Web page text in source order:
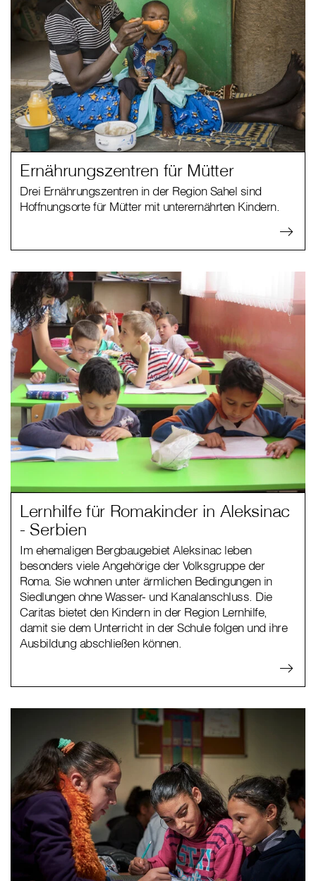
Ernährungszentren für Mütter
Drei Ernährungszentren in der Region Sahel sind
Hoffnungsorte für Mütter mit unterernährten Kindern.
Lernhilfe für Romakinder in Aleksinac
- Serbien
Im ehemaligen Bergbaugebiet Aleksinac leben
besonders viele Angehörige der Volksgruppe der
Roma. Sie wohnen unter ärmlichen Bedingungen in
Siedlungen ohne Wasser- und Kanalanschluss. Die
Caritas bietet den Kindern in der Region Lernhilfe,
damit sie dem Unterricht in der Schule folgen und ihre
Ausbildung abschließen können.